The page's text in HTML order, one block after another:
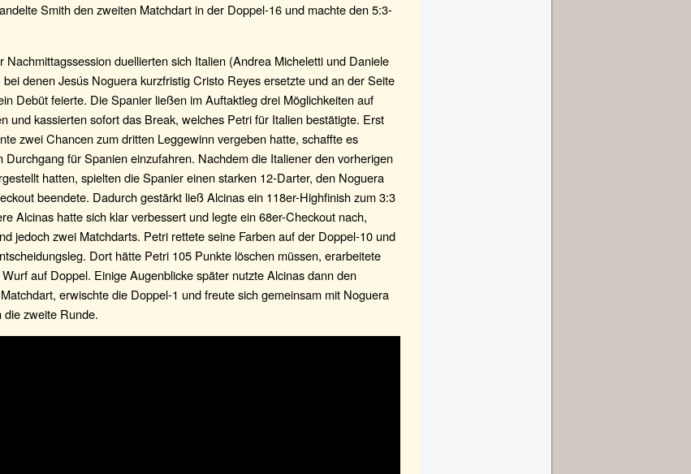
Smith den zweiten Matchdart in der Doppel-16 und machte den 5:3-
Nachmittagssession duellierten sich Italien (Andrea Micheletti und Daniele
denen Jesús Noguera kurzfristig Cristo Reyes ersetzte und an der Seite
Debüt feierte. Die Spanier ließen im Auftaktleg drei Möglichkeiten auf
und kassierten sofort das Break, welches Petri für Italien bestätigte. Erst
zwei Chancen zum dritten Leggewinn vergeben hatte, schaffte es
Durchgang für Spanien einzufahren. Nachdem die Italiener den vorherigen
hatten, spielten die Spanier einen starken 12-Darter, den Noguera
beendete. Dadurch gestärkt ließ Alcinas ein 118er-Highfinish zum 3:3
Alcinas hatte sich klar verbessert und legte ein 68er-Checkout nach,
jedoch zwei Matchdarts. Petri rettete seine Farben auf der Doppel-10 und
Dort hätte Petri 105 Punkte löschen müssen, erarbeitete
auf Doppel. Einige Augenblicke später nutzte Alcinas dann den
erwischte die Doppel-1 und freute sich gemeinsam mit Noguera
die zweite Runde.